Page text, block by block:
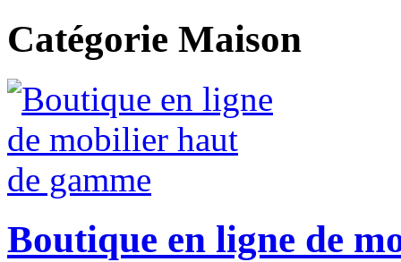
Catégorie Maison
Boutique en ligne de